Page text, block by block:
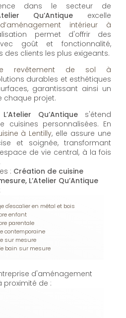
dans le secteur de
Qu’Antique excelle
intérieur à
permet d'offrir des
goût et fonctionnalité,
clients les plus exigeants.
revêtement de sol à
durables et esthétiques
garantissant ainsi un
chaque projet.
L’Atelier Qu’Antique s'étend
cuisines personnalisées. En
à Lentilly, elle assure une
et soignée, transformant
de vie central, à la fois
: Création de cuisine
L’Atelier Qu’Antique
d'escalier en métal et bois
enfant
parentale
contemporaine
sur mesure
bain sur mesure
d'aménagement
proximité de :